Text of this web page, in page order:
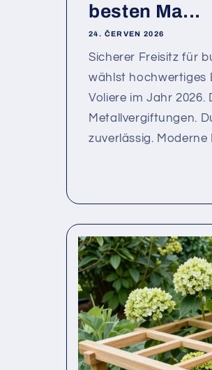
besten Ma...
24. ČERVEN 2026
Sicherer Freisitz für
wählst hochwertiges
Voliere im Jahr 2026.
Metallvergiftungen.
zuverlässig.